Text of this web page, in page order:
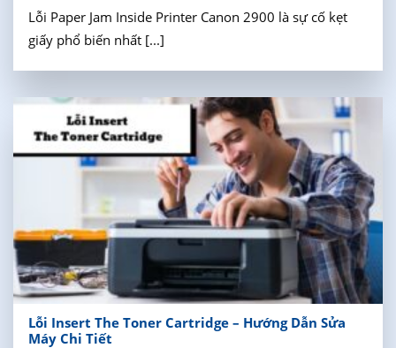
Lỗi Paper Jam Inside Printer Canon 2900 là sự cố kẹt
giấy phổ biến nhất [...]
Lỗi Insert The Toner Cartridge – Hướng Dẫn Sửa
Máy Chi Tiết